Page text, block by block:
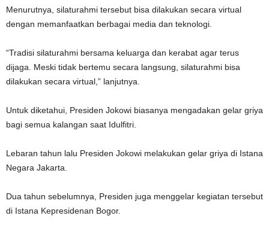
Menurutnya, silaturahmi tersebut bisa dilakukan secara virtual
dengan memanfaatkan berbagai media dan teknologi.
“Tradisi silaturahmi bersama keluarga dan kerabat agar terus
dijaga. Meski tidak bertemu secara langsung, silaturahmi bisa
dilakukan secara virtual,” lanjutnya.
Untuk diketahui, Presiden Jokowi biasanya mengadakan gelar griya
bagi semua kalangan saat Idulfitri.
Lebaran tahun lalu Presiden Jokowi melakukan gelar griya di Istana
Negara Jakarta.
Dua tahun sebelumnya, Presiden juga menggelar kegiatan tersebut
di Istana Kepresidenan Bogor.